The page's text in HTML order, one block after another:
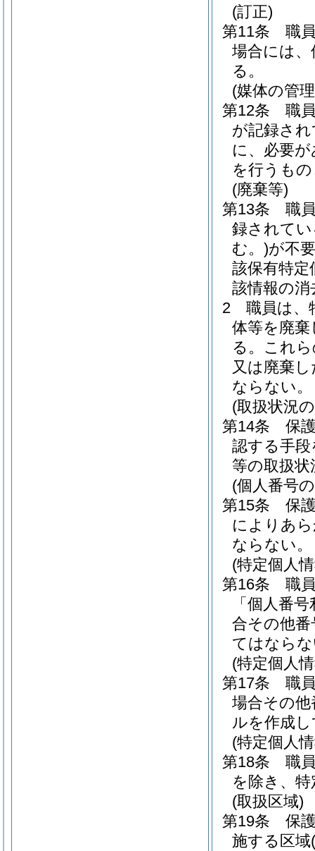
(訂正)
第11条
職
場合には
る。
(媒体の管
第12条
職
が記録さ
に、必要
を行うも
(廃棄等)
第13条
職
録されて
む。)が不
該保有特
該情報の
2
職員は、
体等を廃
る。 これ
又は廃棄
ならない。
(取扱状況
第14条
保
認する手段
等の取扱
(個人番号
第15条
保
によりあ
ならない。
(特定個人
第16条
職
「個人番
合その他
てはなら
(特定個人
第17条
職
場合その
ルを作成
(特定個人
第18条
職
を除き、
(取扱区域)
第19条
保
施する区域